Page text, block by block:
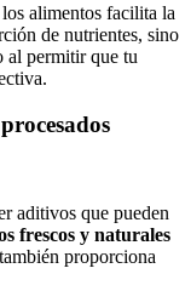
los alimentos facilita la
de nutrientes, sino
al permitir que tu
aditivos que pueden
frescos y naturales
proporciona